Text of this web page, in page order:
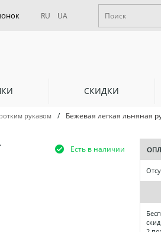
RU UA
СКИДКИ
рукавом / Бежевая легкая льняная
Есть в наличии